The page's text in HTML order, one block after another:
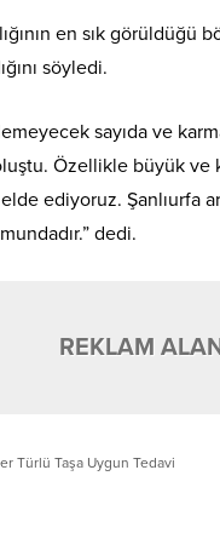
en sık
söyledi.
sayıda ve
Özellikle büyük ve
ediyoruz. Şanlıurfa
dedi.
REKLAM
Türlü Taşa Uygun Tedavi